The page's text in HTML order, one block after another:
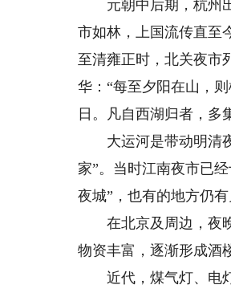
元朝中后期，杭州出
市如林，上国流传直至
至清雍正时，北关夜市
华：“每至夕阳在山，
日。凡自西湖归者，多
大运河是带动明清夜
家”。当时江南夜市已
夜城”，也有的地方仍有
在北京及周边，夜晚
物资丰富，逐渐形成酒
近代，煤气灯、电灯